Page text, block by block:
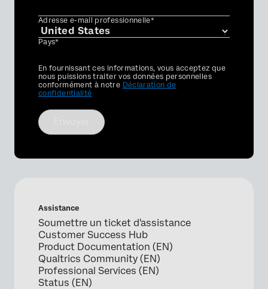
Adresse e-mail professionnelle*
Pays*
Privacy
Optin
En fournissant ces informations, vous acceptez que
nous puissions traiter vos données personnelles
conformément à notre Déclaration de
confidentialité
Assistance
Soumettre un ticket d'assistance
Customer Success Hub
Product Documentation (EN)
Qualtrics Community (EN)
Professional Services (EN)
Status (EN)